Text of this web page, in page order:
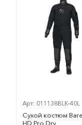
Арт: 011138BLK-40L
Сухой костюм
HD Pro Dry